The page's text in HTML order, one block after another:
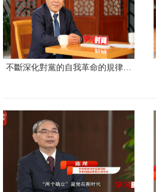
不斷深化對黨的自我革命的規律…